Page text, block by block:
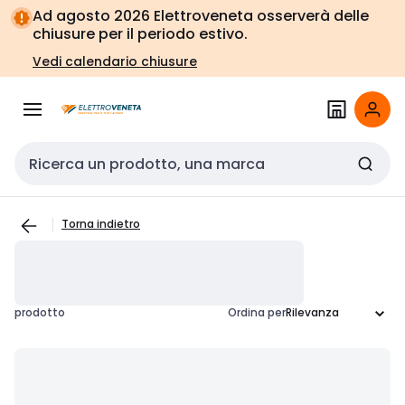
Vai alla
navigazione
Vai
alla
pagina
Ad agosto 2026 Elettroveneta osserverà delle
chiusure per il periodo estivo.
Vedi calendario chiusure
Cerca input
Torna indietro
prodotto Ordina per